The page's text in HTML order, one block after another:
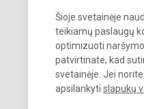
Šioje svetainėje
teikiamų paslaugų
optimizuoti naršymo
patvirtinate, kad
svetainėje. Jei
apsilankyti slapukų
© 2025. Alytaus
teisės saugomos.
Kopijuoti turinį be